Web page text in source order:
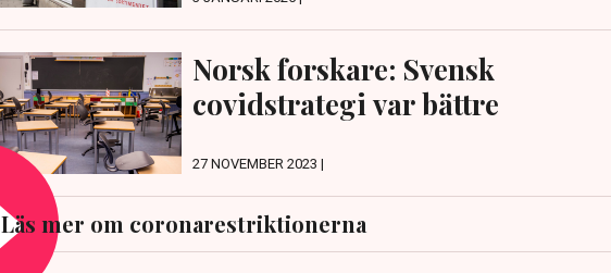
Norsk forskare: Svensk
covidstrategi var bättre
27 NOVEMBER 2023 |
Läs mer om coronarestriktionerna